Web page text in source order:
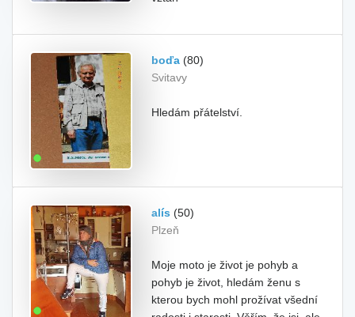
boďa (80)
Svitavy
Hledám přátelství.
alís (50)
Plzeň
Moje moto je život je pohyb a
pohyb je život, hledám ženu s
kterou bych mohl prožívat všední